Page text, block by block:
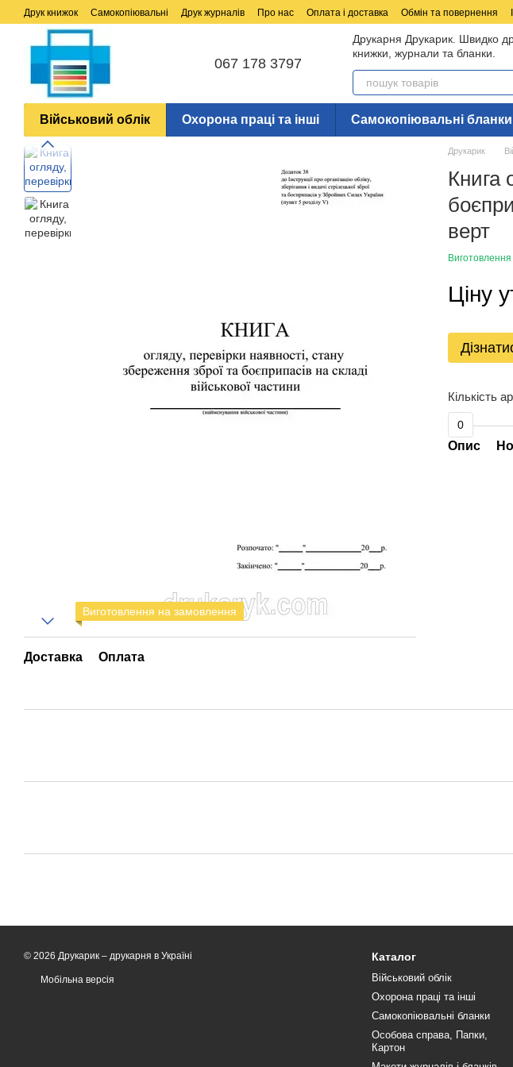
Перейти до основного контенту
Друк книжок Самокопіювальні Друк журналів Про нас Оплата і доставка Обмін та повернення
067 178 3797
Друкарня Друкарик. Швидко
книжки, журнали та бланки.
Військовий облік Охорона праці та інші Самокопіювальні бланки
Виготовлення на замовлення
Доставка Оплата
Друкарик
Книга
верт
Виготовлення
Ціну
Кількість
0
Опис
© 2026 Друкарик – друкарня в Україні
Мобільна версія
Каталог
Військовий облік
Охорона праці та інші
Самокопіювальні бланки
Особова справа, Папки,
Картон